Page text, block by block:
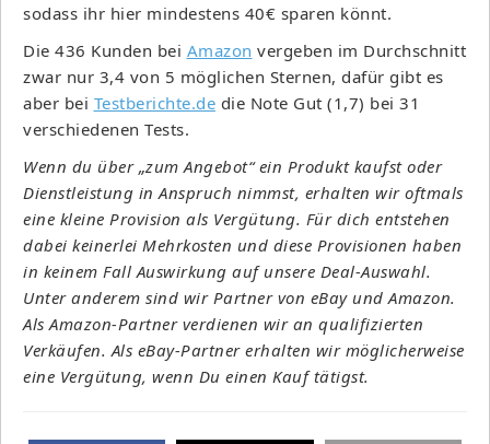
sodass ihr hier mindestens 40€ sparen könnt.
Die 436 Kunden bei Amazon vergeben im Durchschnitt
zwar nur 3,4 von 5 möglichen Sternen, dafür gibt es
aber bei Testberichte.de die Note Gut (1,7) bei 31
verschiedenen Tests.
Wenn du über „zum Angebot“ ein Produkt kaufst oder
Dienstleistung in Anspruch nimmst, erhalten wir oftmals
eine kleine Provision als Vergütung. Für dich entstehen
dabei keinerlei Mehrkosten und diese Provisionen haben
in keinem Fall Auswirkung auf unsere Deal-Auswahl.
Unter anderem sind wir Partner von eBay und Amazon.
Als Amazon-Partner verdienen wir an qualifizierten
Verkäufen. Als eBay-Partner erhalten wir möglicherweise
eine Vergütung, wenn Du einen Kauf tätigst.